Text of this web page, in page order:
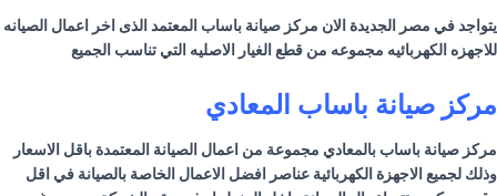
يتواجد في مصر الجديدة الان مركز صيانة باساب المعتمد الذى اخر اعمال الصيانه
للاجهزه الكهربائيه مجموعه من قطع الغيار الاصليه التي تناسب الجميع
مركز صيانة باساب المعادي
مركز صيانة باساب بالمعادي مجموعة من اعمال الصيانة المعتمدة باقل الاسعار
وذلك لجميع الاجهزة الكهربائية عناصر افضل الاعمال الخاصة بالصيانة في اقل